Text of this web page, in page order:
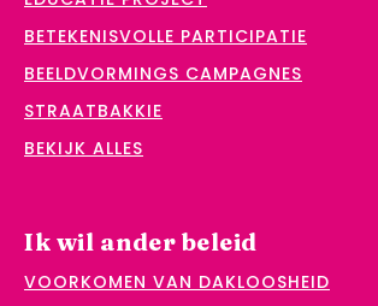
BETEKENISVOLLE PARTICIPATIE
BEELDVORMINGS CAMPAGNES
STRAATBAKKIE
BEKIJK ALLES
Ik wil ander beleid
VOORKOMEN VAN DAKLOOSHEID